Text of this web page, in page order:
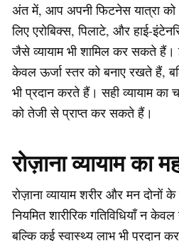
अंत में, आप अपनी फिटनेस यात्रा
लिए एरोबिक्स, पिलाटे, और हाई-
जैसे व्यायाम भी शामिल कर सकते हैं।
केवल ऊर्जा स्तर को बनाए रखते हैं,
भी प्रदान करते हैं। सही व्यायाम
को तेजी से प्राप्त कर सकते हैं।
रोज़ाना व्यायाम का
रोज़ाना व्यायाम शरीर और मन दोनों
नियमित शारीरिक गतिविधियाँ न
बल्कि कई स्वास्थ्य लाभ भी प्रदान